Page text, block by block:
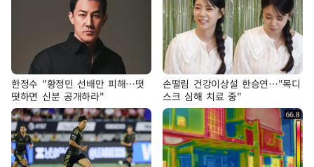
한정수 "황정민 선배만 피해…떳
떳하면 신분 공개하라"
손떨림 건강이상설 한승연…"목디
스크 심해 치료 중"